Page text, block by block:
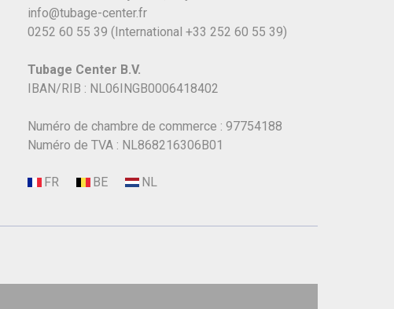
info@tubage-center.fr
0252 60 55 39 (International +33 252 60 55 39)
Tubage Center B.V.
IBAN/RIB : NL06INGB0006418402
Numéro de chambre de commerce : 97754188
Numéro de TVA : NL868216306B01